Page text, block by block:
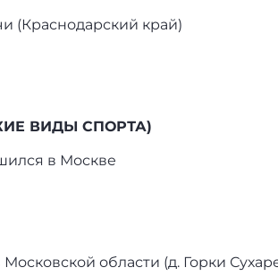
(Краснодарский край)
ВИДЫ СПОРТА)
в Москве
области (д. Горки